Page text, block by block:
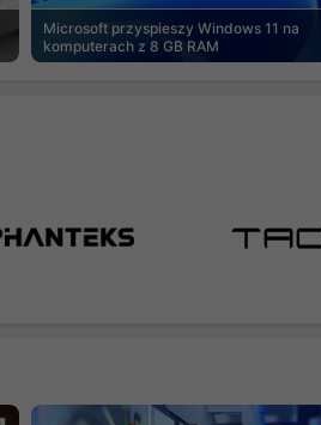
Microsoft przyspieszy Windows 11 na
komputerach z 8 GB RAM